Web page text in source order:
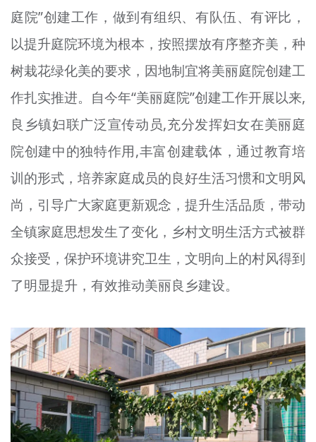
庭院”创建工作，做到有组织、有队伍、有评比，
以提升庭院环境为根本，按照摆放有序整齐美，种
树栽花绿化美的要求，因地制宜将美丽庭院创建工
作扎实推进。自今年“美丽庭院”创建工作开展以来,
良乡镇妇联广泛宣传动员,充分发挥妇女在美丽庭
院创建中的独特作用,丰富创建载体，通过教育培
训的形式，培养家庭成员的良好生活习惯和文明风
尚，引导广大家庭更新观念，提升生活品质，带动
全镇家庭思想发生了变化，乡村文明生活方式被群
众接受，保护环境讲究卫生，文明向上的村风得到
了明显提升，有效推动美丽良乡建设。